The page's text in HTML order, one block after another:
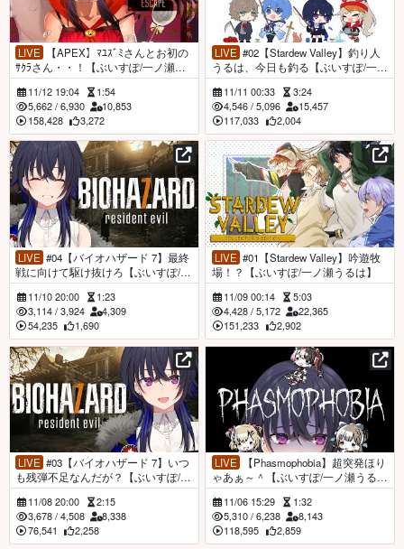
LIVE
ｻｸﾗさん・・！【ぶいすぽ/一ノ瀬う
るは】
11/12 19:04
1:54
5,662/ 6,930
10,853
158,428
3,272
LIVE
うるは、今日も釣る【ぶいすぽ/一ノ
瀬うるは】
11/11 00:33
3:24
4,546 /5,096
15,457
117,033
2,004
LIVE
戦に向けて駆け抜けろ【ぶいすぽ/一
ノ瀬うるは】
11/10 20:00
1:23
3,114/ 3,924
4,309
54,235
1,690
LIVE
場！？【ぶいすぽ/一ノ瀬うるは】
11/09 00:14
5:03
4,428 /5,172
22,365
151,233
2,902
LIVE
も残弾不足なんだが？【ぶいすぽ/一
ノ瀬うるは】
11/08 20:00
2:15
3,678/ 4,508
8,338
76,541
2,258
LIVE
ゃあぁ～＾【ぶいすぽ/一ノ瀬うる
は】
11/06 15:29
1:32
5,310 /6,238
8,143
118,595
2,859